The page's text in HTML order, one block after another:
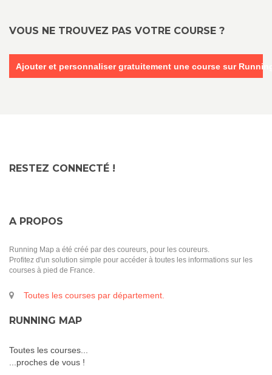
VOUS NE TROUVEZ PAS VOTRE COURSE ?
Ajouter et personnaliser gratuitement une course sur
RESTEZ CONNECTÉ !
A PROPOS
Running Map a été créé par des coureurs, pour les coureurs.
Profitez d'un solution simple pour accéder à toutes les informations sur les
courses à pied de France.
Toutes les courses par département.
RUNNING MAP
Toutes les courses...
...proches de vous !